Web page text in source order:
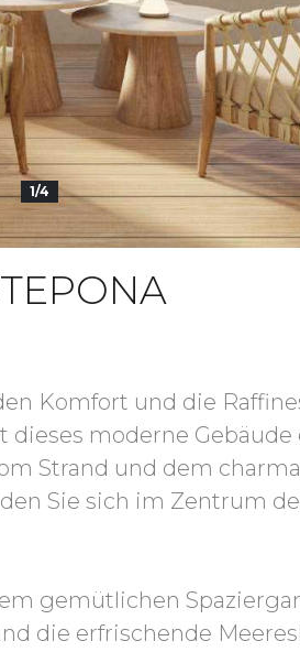
1/4
Komfort und die
dieses moderne Gebäude
Strand und dem
Sie sich im Zentrum
gemütlichen
die erfrischende